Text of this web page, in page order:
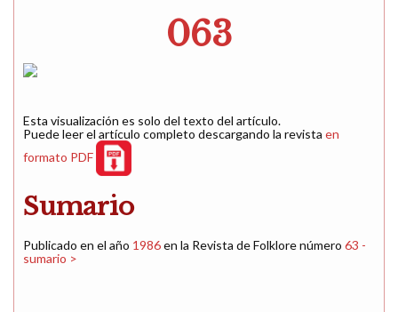
063
Esta visualización es solo del texto del artículo.
Puede leer el artículo completo descargando la revista en
formato PDF
Sumario
Publicado en el año 1986en la Revista de Folklore número 63 -
sumario >